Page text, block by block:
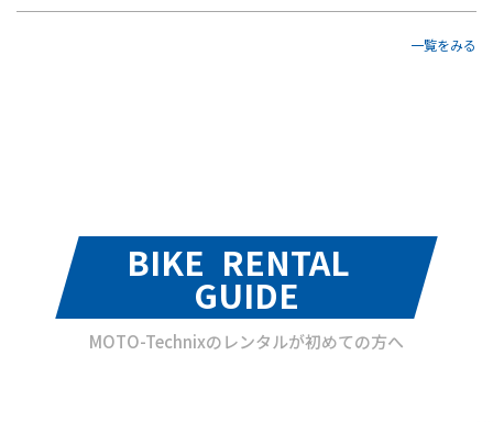
一覧をみる
BIKE RENTAL
GUIDE
MOTO-Technixのレンタルが初めての方へ